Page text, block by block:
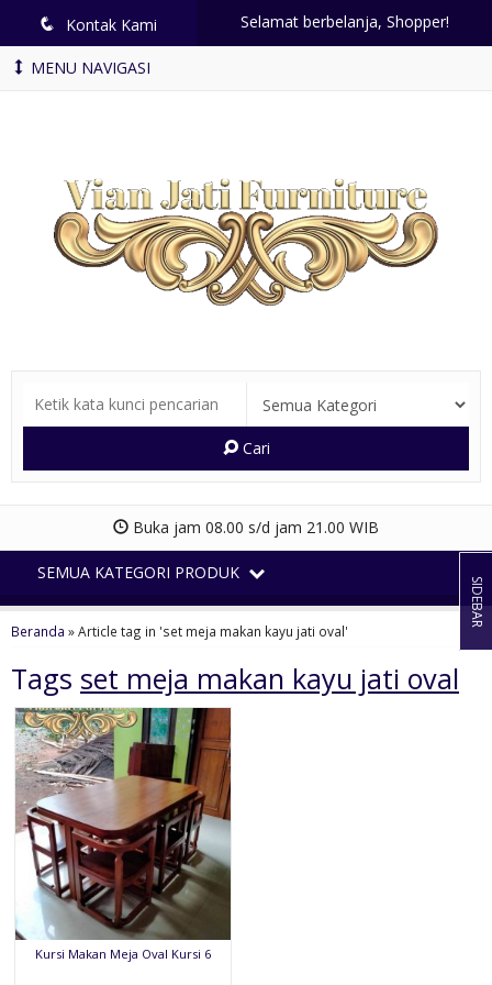
q Kontak Kami Selamat berbelanja, Shopper!
MENU NAVIGASI
Cari
Buka jam 08.00 s/d jam 21.00 WIB
SEMUA KATEGORI PRODUK
Beranda »Article tag in 'set meja makan kayu jati oval'
Tags set meja makan kayu jati oval
Kursi Makan Meja Oval Kursi 6
SIDEBAR